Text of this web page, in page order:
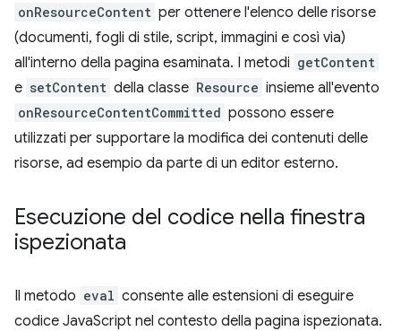
onResourceContent per ottenere l'elenco delle risorse
(documenti, fogli di stile, script, immagini e così via)
all'interno della pagina esaminata. I metodi getContent
e setContent della classe Resource insieme all'evento
onResourceContentCommitted possono essere
utilizzati per supportare la modifica dei contenuti delle
risorse, ad esempio da parte di un editor esterno.
Esecuzione del codice nella finestra
ispezionata
Il metodo eval consente alle estensioni di eseguire
codice JavaScript nel contesto della pagina ispezionata.